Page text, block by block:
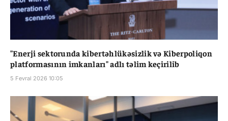
"Enerji sektorunda kibertəhlükəsizlik və Kiberpoliqon
platformasının imkanları" adlı təlim keçirilib
5 Fevral 2026 10:05